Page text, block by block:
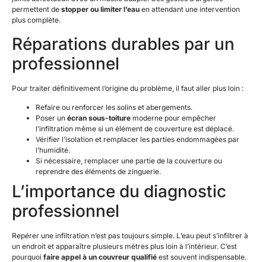
permettent de stopper ou limiter l’eau en attendant une intervention
plus complète.
Réparations durables par un
professionnel
Pour traiter définitivement l’origine du problème, il faut aller plus loin :
Refaire ou renforcer les solins et abergements.
Poser un écran sous-toiture moderne pour empêcher
l’infiltration même si un élément de couverture est déplacé.
Vérifier l’isolation et remplacer les parties endommagées par
l’humidité.
Si nécessaire, remplacer une partie de la couverture ou
reprendre des éléments de zinguerie.
L’importance du diagnostic
professionnel
Repérer une infiltration n’est pas toujours simple. L’eau peut s’infiltrer à
un endroit et apparaître plusieurs mètres plus loin à l’intérieur. C’est
pourquoi faire appel à un couvreur qualifié est souvent indispensable.